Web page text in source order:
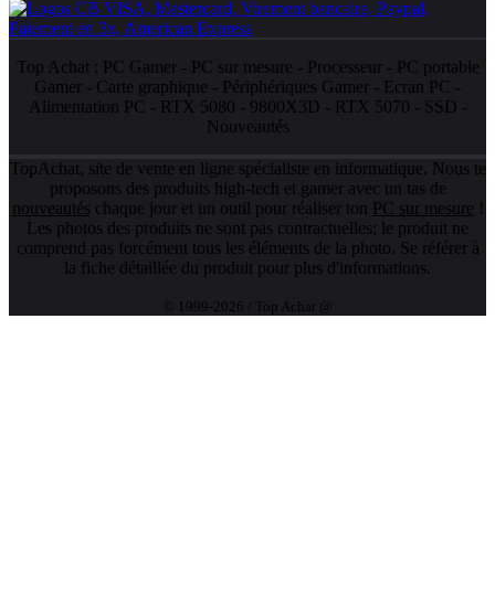
Top Achat : PC Gamer- PC sur mesure - Processeur- PC portable
Gamer - Carte graphique - Périphériques Gamer - Ecran PC -
Alimentation PC - RTX 5080 - 9800X3D - RTX 5070 - SSD -
Nouveautés
TopAchat, site de vente en ligne spécialiste en informatique. Nous te
proposons des produits high-tech et gamer avec un tas de
nouveautés chaque jour et un outil pour réaliser ton PC sur mesure !
Les photos des produits ne sont pas contractuelles; le produit ne
comprend pas forcément tous les éléments de la photo. Se référer à
la fiche détaillée du produit pour plus d'informations.
© 1999-2026 / Top Achat @